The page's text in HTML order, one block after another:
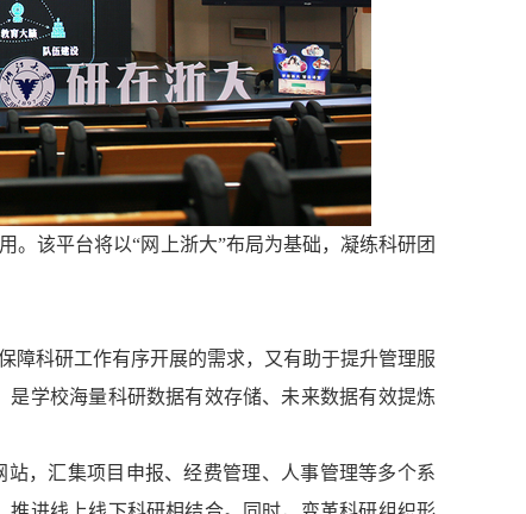
。该平台将以“网上浙大”布局为基础，凝练科研团
障科研工作有序开展的需求，又有助于提升管理服
学校海量科研数据有效存储、未来数据有效提炼
，汇集项目申报、经费管理、人事管理等多个系